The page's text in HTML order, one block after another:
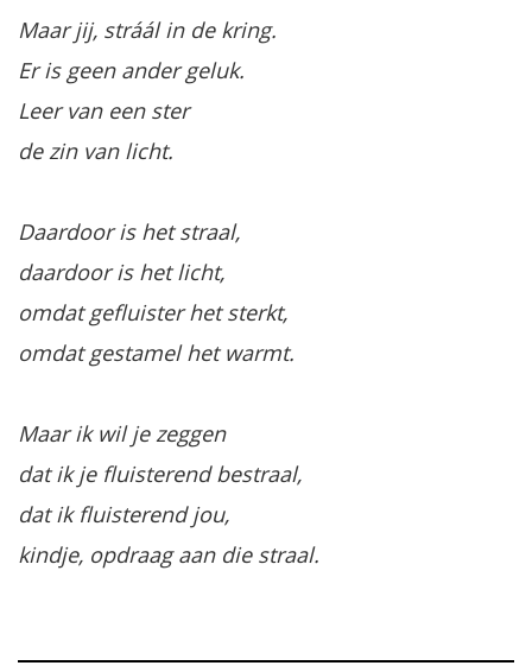
Maar jij, stráál in de kring.
Er is geen ander geluk.
Leer van een ster
de zin van licht.
Daardoor is het straal,
daardoor is het licht,
omdat gefluister het sterkt,
omdat gestamel het warmt.
Maar ik wil je zeggen
dat ik je fluisterend bestraal,
dat ik fluisterend jou,
kindje, opdraag aan die straal.